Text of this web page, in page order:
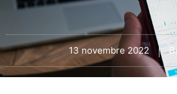
13 novembre 2022